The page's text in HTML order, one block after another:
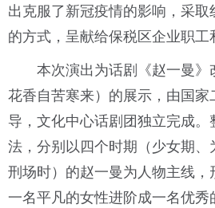
出克服了新冠疫情的影响，采取
的方式，呈献给保税区企业职工
本次演出为话剧《赵一曼
花香自苦寒来）的展示，由国家
导，文化中心话剧团独立完成
法，分别以四个时期（少女期、
刑场时）的赵一曼为人物主线，
一名平凡的女性进阶成一名优